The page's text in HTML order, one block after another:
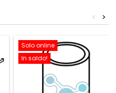
>
<
Solo online
In saldo!